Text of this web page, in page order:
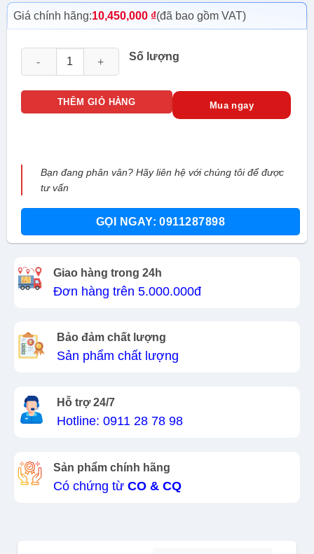
Giá chính hãng:10,450,000 ₫(đã bao gồm VAT)
Số lượng
Tổng đài IP Grandstream UCM6301 số lượng
THÊM GIỎ HÀNG Mua ngay
Bạn đang phân vân? Hãy liên hệ với chúng tôi để được
tư vấn
GỌI NGAY: 0911287898
Giao hàng trong 24h
Đơn hàng trên 5.000.000đ
Bảo đảm chất lượng
Sản phẩm chất lượng
Hỗ trợ 24/7
Hotline: 0911 28 78 98
Sản phẩm chính hãng
Có chứng từ CO & CQ